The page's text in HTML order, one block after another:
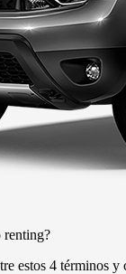
renting?
estos 4 términos